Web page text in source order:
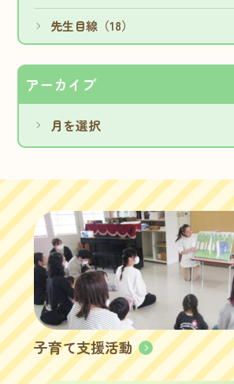
先生目線（18）
アーカイブ
子育て支援活動